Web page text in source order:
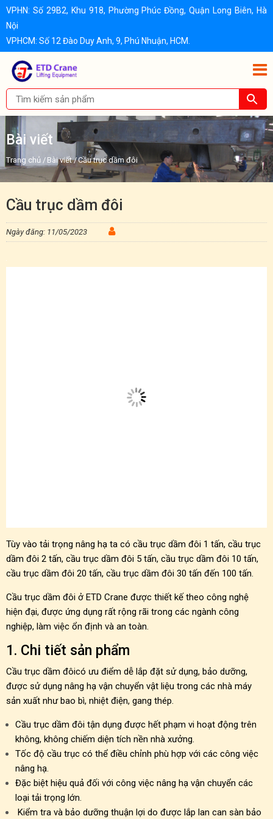
VPHN: Số 29B2, Khu 918, Phường Phúc Đồng, Quận Long Biên, Hà
Nội
VPHCM: Số 12 Đào Duy Anh, 9, Phú Nhuận, HCM.
Bài viết
Trang chủ / Bài viết/Cầu trục dầm đôi
Cầu trục dầm đôi
Ngày đăng: 11/05/2023
Tùy vào tải trọng nâng hạ ta có cầu trục dầm đôi 1 tấn, cầu trục
dầm đôi 2 tấn, cầu trục dầm đôi 5 tấn, cầu trục dầm đôi 10 tấn,
cầu trục dầm đôi 20 tấn, cầu trục dầm đôi 30 tấn đến 100 tấn.
Cầu trục dầm đôi ở ETD Crane được thiết kế theo công nghệ
hiện đại, được ứng dụng rất rộng rãi trong các ngành công
nghiệp, làm việc ổn định và an toàn.
1. Chi tiết sản phẩm
Cầu trục dầm đôicó ưu điểm dễ lắp đặt sử dụng, bảo dưỡng,
được sử dụng nâng hạ vận chuyển vật liệu trong các nhà máy
sản xuất như bao bì, nhiệt điện, gang thép.
Cầu trục dầm đôi tận dụng được hết phạm vi hoạt động trên
không, không chiếm diện tích nền nhà xưởng.
Tốc độ cầu trục có thể điều chỉnh phù hợp với các công việc
nâng hạ.
Đặc biệt hiệu quả đối với công việc nâng hạ vận chuyển các
loại tải trọng lớn.
Kiểm tra và bảo dưỡng thuận lợi do được lắp lan can sàn bảo